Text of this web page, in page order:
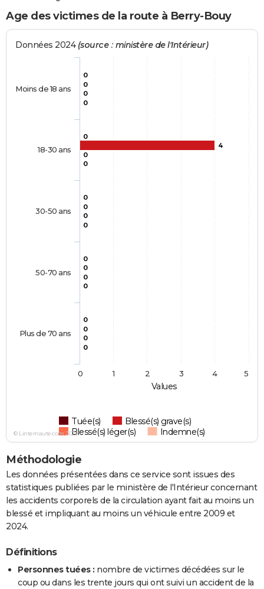
Age des victimes de la route à Berry-Bouy
Values
Données 2024 (source : ministère de l'Intérieur)
0
0
0
0
0
0
4
0
0
0
0
0
0
0
0
0
0
0
0
0
Tuée(s)
Blessé(s) grave(s)
Blessé(s) léger(s)
Indemne(s)
Moins de 18 ans
18-30 ans
30-50 ans
50-70 ans
Plus de 70 ans
0 1 2 3 4 5
© Linternaute.com 2026
Méthodologie
Les données présentées dans ce service sont issues des
statistiques publiées par le ministère de l'Intérieur concernant
les accidents corporels de la circulation ayant fait au moins un
blessé et impliquant au moins un véhicule entre 2009 et
2024.
Définitions
Personnes tuées : nombre de victimes décédées sur le
coup ou dans les trente jours qui ont suivi un accident de la